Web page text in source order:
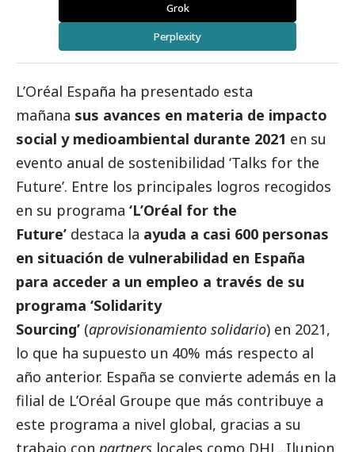
Grok
Perplexity
L’Oréal España ha presentado esta
mañana sus avances en materia de impacto
social y medioambiental durante 2021 en su
evento anual de sostenibilidad ‘Talks for the
Future’. Entre los principales logros recogidos
en su programa ‘L’Oréal for the
Future’ destaca la ayuda a casi 600 personas
en situación de vulnerabilidad en España
para acceder a un empleo a través de su
programa ‘Solidarity
Sourcing’ (aprovisionamiento solidario) en 2021,
lo que ha supuesto un 40% más respecto al
año anterior. España se convierte además en la
filial de L’Oréal Groupe que más contribuye a
este programa a nivel global, gracias a su